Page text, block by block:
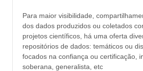
Para maior visibilidade,
dos dados produzidos ou coletados
projetos científicos, há uma oferta
repositórios de dados: temáticos ou
focados na confiança ou certificação,
soberana, generalista, etc